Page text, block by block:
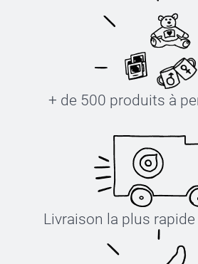
+ de 500 produits à
Livraison la plus